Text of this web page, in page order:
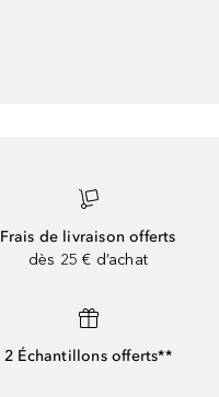
Frais de livraison offerts
dès 25 € d’achat
2 Échantillons offerts**